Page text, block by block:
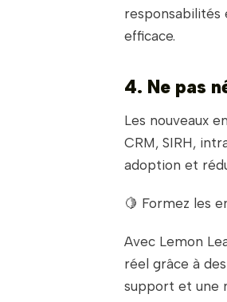
responsabilités
efficace.
4. Ne pas
Les nouveaux
CRM, SIRH,
adoption et
🍋 Formez les
Avec Lemon
réel grâce à
support et une